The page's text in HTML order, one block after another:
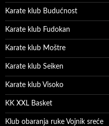
Karate klub Budućnost
Karate klub Fudokan
Karate klub Moštre
Karate klub Seiken
Karate klub Visoko
KK XXL Basket
Klub obaranja ruke Vojnik sreće